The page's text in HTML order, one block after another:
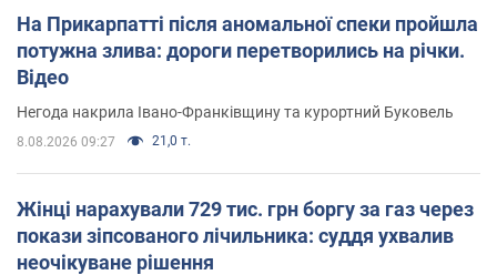
На Прикарпатті після аномальної спеки пройшла
потужна злива: дороги перетворились на річки.
Відео
Негода накрила Івано-Франківщину та курортний Буковель
8.08.2026 09:27 21,0 т.
Жінці нарахували 729 тис. грн боргу за газ через
покази зіпсованого лічильника: суддя ухвалив
неочікуване рішення